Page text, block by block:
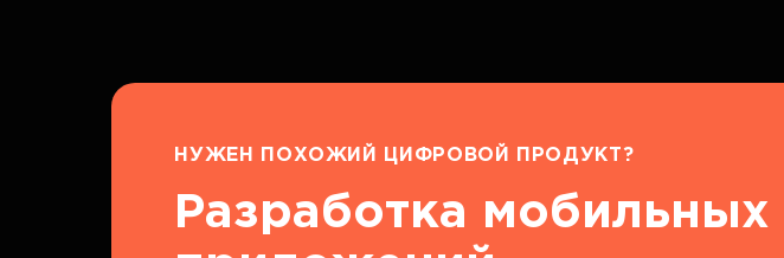
НУЖЕН ПОХОЖИЙ ЦИФРОВОЙ ПРОДУКТ?
Разработка мобильных